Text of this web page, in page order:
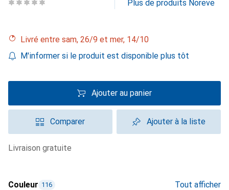
Plus de produits Noreve
Livré entre sam, 26/9 et mer, 14/10
M'informer si le produit est disponible plus tôt
Ajouter au panier
Comparer Ajouter à la liste
livraison gratuite
Couleur 116 Tout afficher